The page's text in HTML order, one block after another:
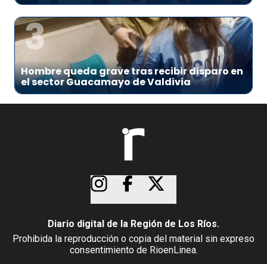
3
Hombre queda grave tras recibir disparo en
el sector Guacamayo de Valdivia
Diario digital de la Región de Los Ríos.
Prohibida la reproducción o copia del material sin expreso
consentimiento de RioenLinea.